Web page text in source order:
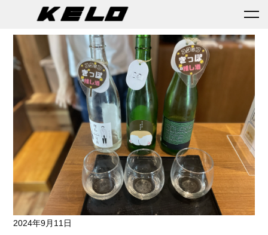
2024年9月11日